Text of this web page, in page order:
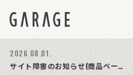
商品ページ障害復旧のお知らせ
2026.08.01.
サイト障害のお知らせ(商品ページが正常に表示されない事象発生)